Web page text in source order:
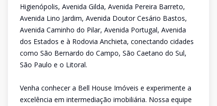
Higienópolis, Avenida Gilda, Avenida Pereira Barreto,
Avenida Lino Jardim, Avenida Doutor Cesário Bastos,
Avenida Caminho do Pilar, Avenida Portugal, Avenida
dos Estados e à Rodovia Anchieta, conectando cidades
como São Bernardo do Campo, São Caetano do Sul,
São Paulo e o Litoral.
Venha conhecer a Bell House Imóveis e experimente a
excelência em intermediação imobiliária. Nossa equipe